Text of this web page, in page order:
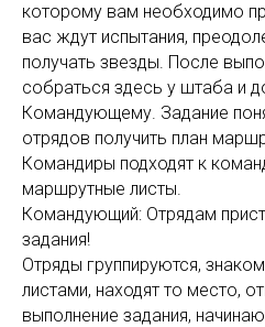
которому вам необходимо
вас ждут испытания,
получать звезды. После
собраться здесь у штаба и
Командующему. Задание
отрядов получить план
Командиры подходят к
маршрутные листы.
Командующий: Отрядам
задания!
Отряды группируются,
листами, находят то место,
выполнение задания,